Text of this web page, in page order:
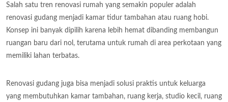
Salah satu tren renovasi rumah yang semakin populer adalah
renovasi gudang menjadi kamar tidur tambahan atau ruang hobi.
Konsep ini banyak dipilih karena lebih hemat dibanding membangun
ruangan baru dari nol, terutama untuk rumah di area perkotaan yang
memiliki lahan terbatas.
Renovasi gudang juga bisa menjadi solusi praktis untuk keluarga
yang membutuhkan kamar tambahan, ruang kerja, studio kecil, ruang